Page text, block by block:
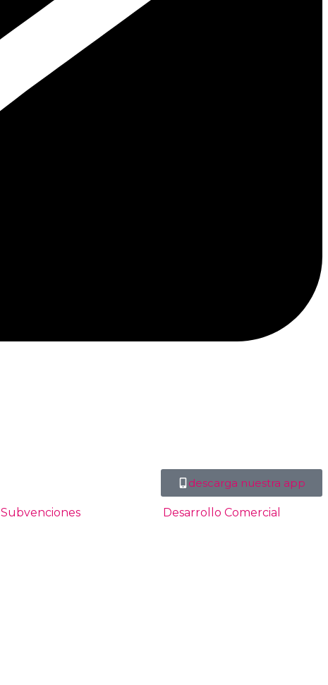
descarga nuestra app
Subvenciones Desarrollo Comercial